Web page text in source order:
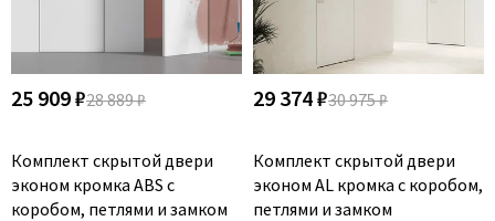
25 909 ₽28 889 ₽
Комплект скрытой двери
эконом кромка ABS с
коробом, петлями и замком
29 374 ₽30 975 ₽
Комплект скрытой двери
эконом AL кромка с коробом,
петлями и замком